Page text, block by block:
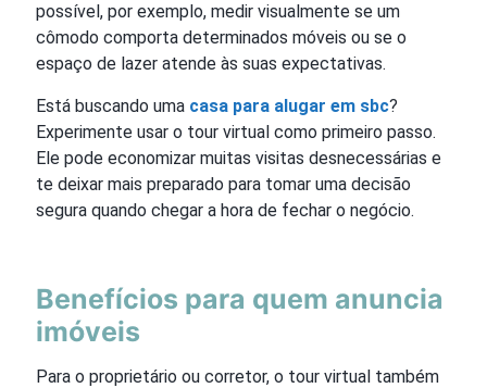
possível, por exemplo, medir visualmente se um
cômodo comporta determinados móveis ou se o
espaço de lazer atende às suas expectativas.
Está buscando uma casa para alugar em sbc?
Experimente usar o tour virtual como primeiro passo.
Ele pode economizar muitas visitas desnecessárias e
te deixar mais preparado para tomar uma decisão
segura quando chegar a hora de fechar o negócio.
Benefícios para quem anuncia
imóveis
Para o proprietário ou corretor, o tour virtual também